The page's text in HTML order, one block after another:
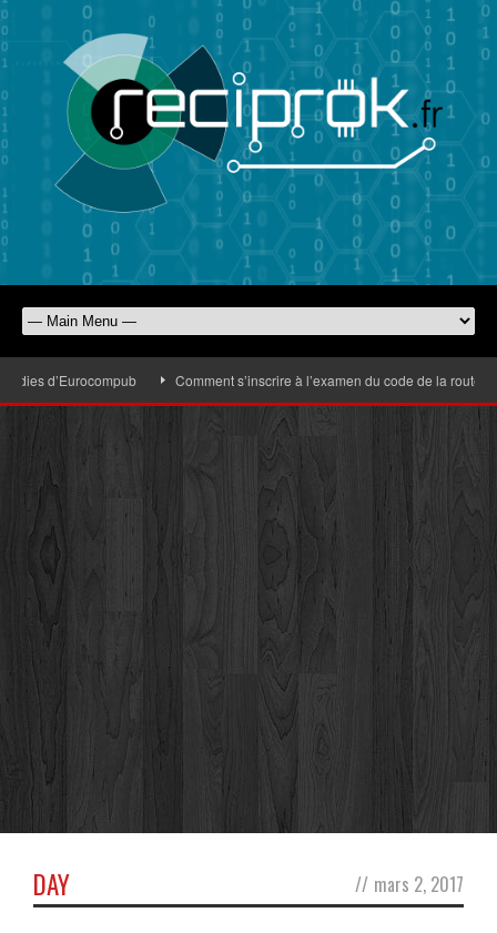
d’Eurocompub Comment s’inscrire à l’examen du code de la route
DAY // mars 2, 2017